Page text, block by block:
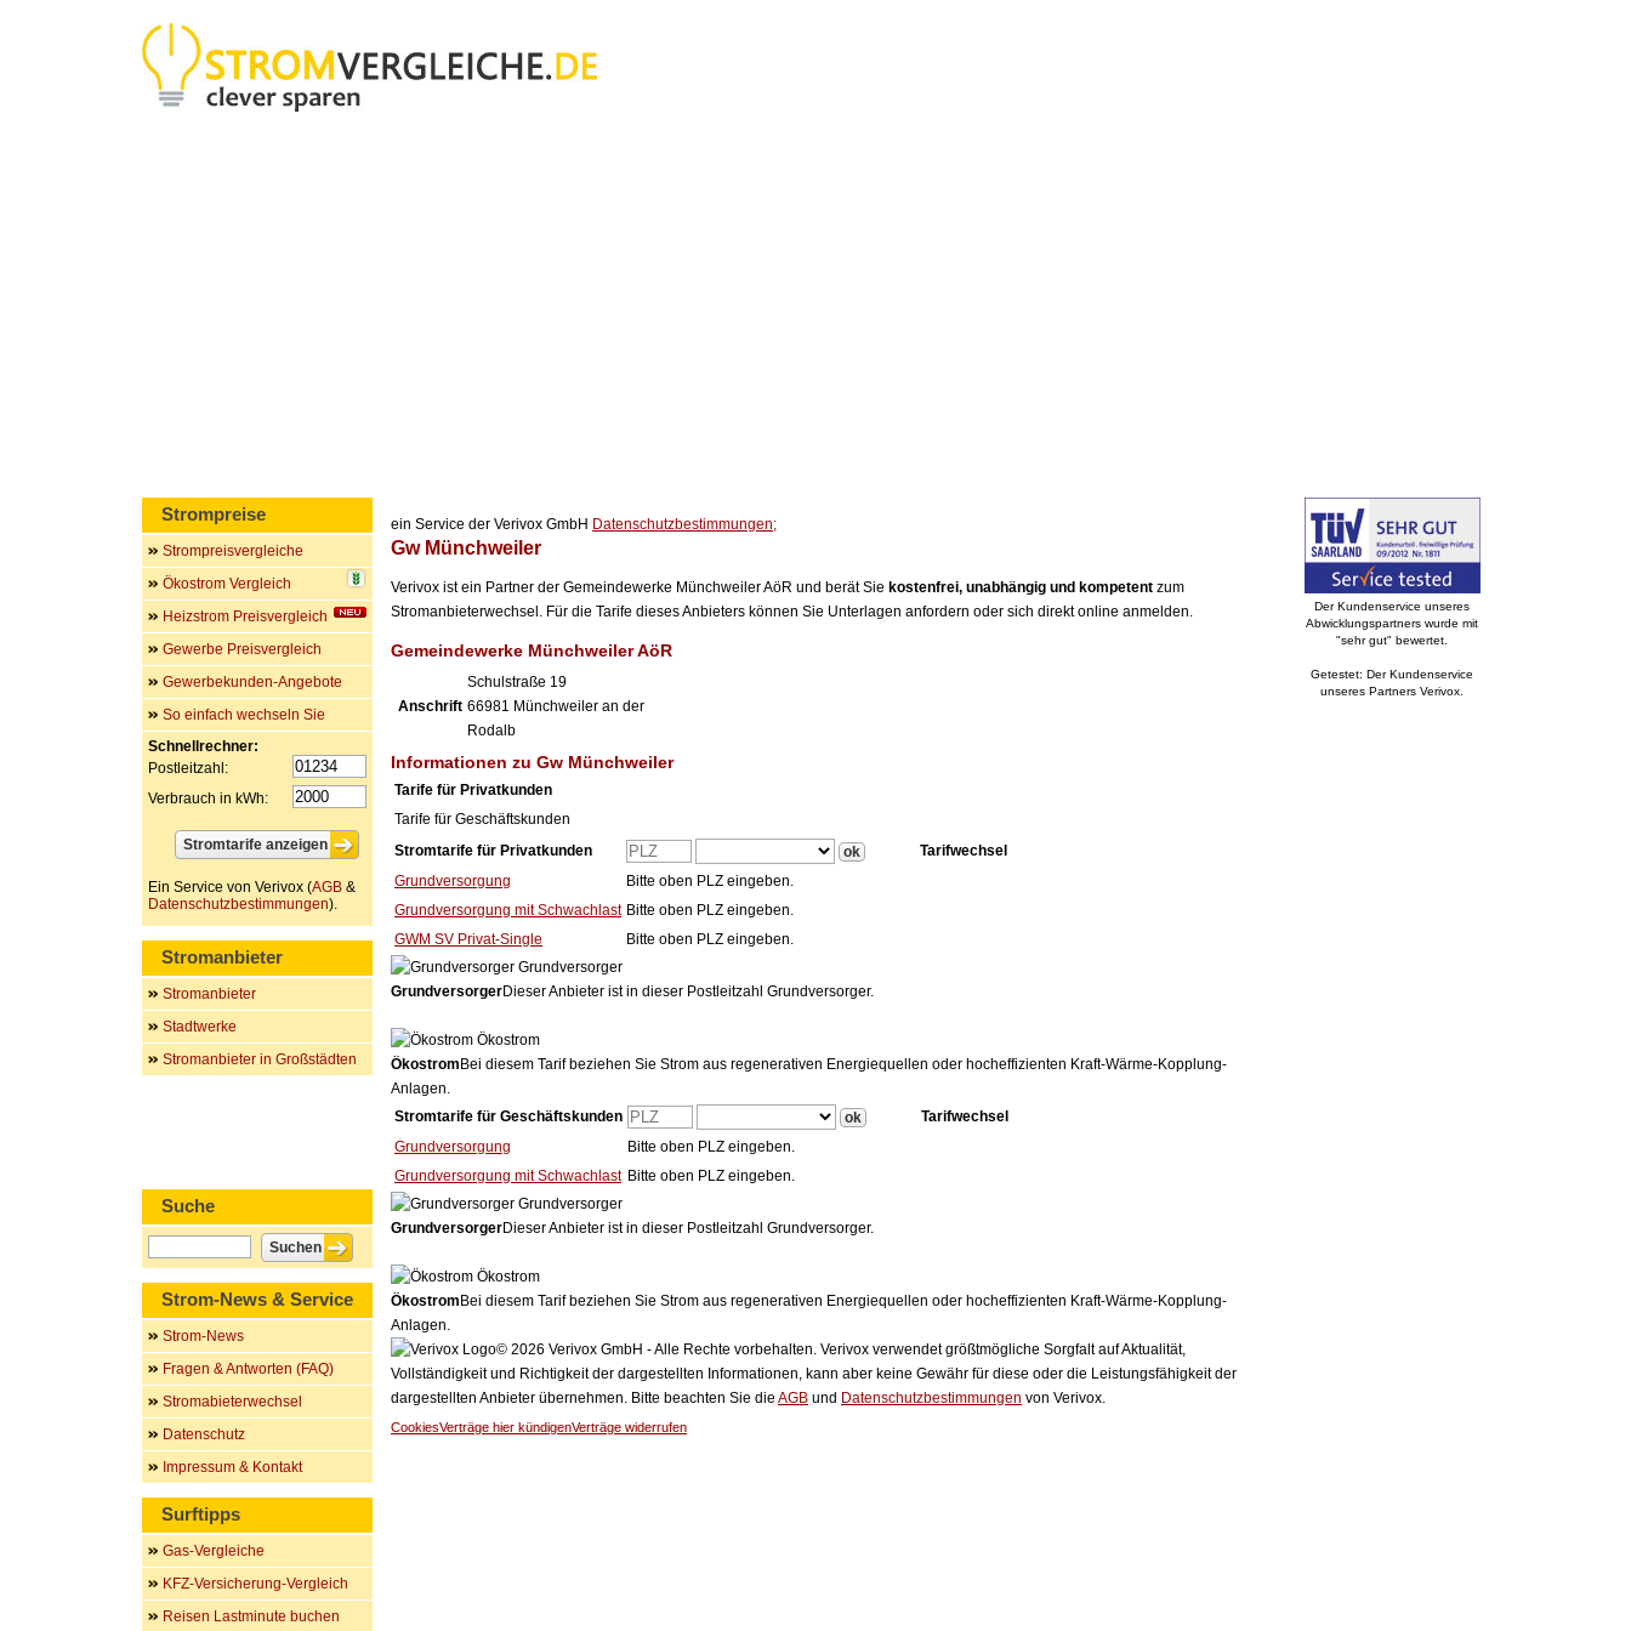
ein Service der Verivox GmbH Datenschutzbestimmungen;
Gw Münchweiler
Verivox ist ein Partner der Gemeindewerke Münchweiler AöR und berät Sie kostenfrei, unabhängig und kompetent zum
Stromanbieterwechsel. Für die Tarife dieses Anbieters können Sie Unterlagen anfordern oder sich direkt online anmelden.
Gemeindewerke Münchweiler AöR
Anschrift
Schulstraße 19
66981 Münchweiler an der
Rodalb
Informationen zu Gw Münchweiler
Tarife für Privatkunden
Tarife für Geschäftskunden
Stromtarife für Privatkunden
Tarifwechsel
Grundversorgung
Bitte oben PLZ eingeben.
Grundversorgung mit Schwachlast Bitte oben PLZ eingeben.
GWM SV Privat-Single
Bitte oben PLZ eingeben.
Grundversorger
GrundversorgerDieser Anbieter ist in dieser Postleitzahl Grundversorger.
Ökostrom
Ökostrom Bei diesem Tarif beziehen Sie Strom aus regenerativen Energiequellen oder hocheffizienten Kraft-Wärme-Kopplung-
Anlagen.
Stromtarife für Geschäftskunden
Tarifwechsel
Grundversorgung
Bitte oben PLZ eingeben.
Grundversorgung mit Schwachlast Bitte oben PLZ eingeben.
Grundversorger
GrundversorgerDieser Anbieter ist in dieser Postleitzahl Grundversorger.
Ökostrom
Ökostrom Bei diesem Tarif beziehen Sie Strom aus regenerativen Energiequellen oder hocheffizienten Kraft-Wärme-Kopplung-
Anlagen.
© 2026 Verivox GmbH - Alle Rechte vorbehalten. Verivox verwendet größtmögliche Sorgfalt auf Aktualität,
Vollständigkeit und Richtigkeit der dargestellten Informationen, kann aber keine Gewähr für diese oder die Leistungsfähigkeit der
dargestellten Anbieter übernehmen. Bitte beachten Sie die AGB und Datenschutzbestimmungen von Verivox.
CookiesVerträge hier kündigenVerträge widerrufen
Strompreise
Strompreisvergleiche
Ökostrom Vergleich
Heizstrom Preisvergleich
Gewerbe Preisvergleich
Gewerbekunden-Angebote
So einfach wechseln Sie
Schnellrechner:
Postleitzahl:
Verbrauch in kWh:
Ein Service von Verivox (AGB &
Datenschutzbestimmungen).
Stromanbieter
Stromanbieter
Stadtwerke
Stromanbieter in Großstädten
Suche
Strom-News & Service
Strom-News
Fragen & Antworten (FAQ)
Stromabieterwechsel
Datenschutz
Impressum & Kontakt
Surftipps
Gas-Vergleiche
KFZ-Versicherung-Vergleich
Reisen Lastminute buchen
Der Kundenservice unseres
Abwicklungspartners wurde mit
"sehr gut" bewertet.
Getestet: Der Kundenservice
unseres Partners Verivox.